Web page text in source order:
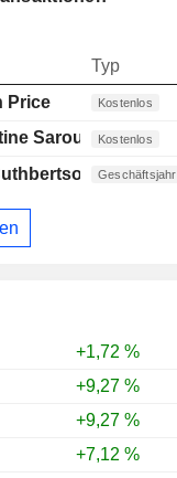
+1,72 %
+9,27 %
+9,27 %
+7,12 %
Typ
Price Kostenlos
SaroukosKostenlos
Geschäftsjahr